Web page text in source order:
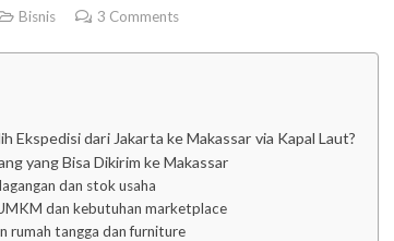
Bisnis 3 Comments
Ekspedisi dari Jakarta ke Makassar via Kapal Laut?
yang Bisa Dikirim ke Makassar
dan stok usaha
dan kebutuhan marketplace
rumah tangga dan furniture